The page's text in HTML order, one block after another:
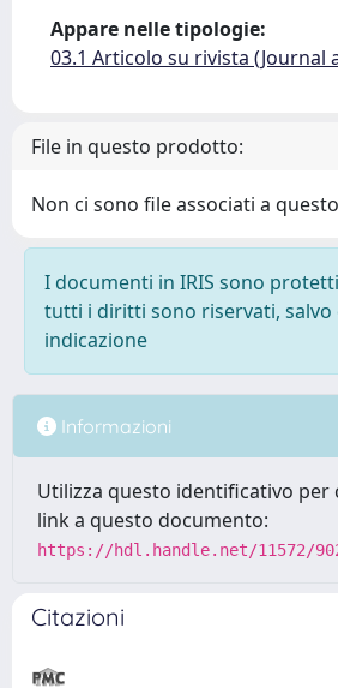
Appare nelle tipologie:
03.1 Articolo su rivista (Journal
File in questo prodotto:
Non ci sono file associati a
I documenti in IRIS sono
tutti i diritti sono riservati, salvo
indicazione
Informazioni
Utilizza questo identificativo per
link a questo documento:
https://hdl.handle.net/11572/
Citazioni